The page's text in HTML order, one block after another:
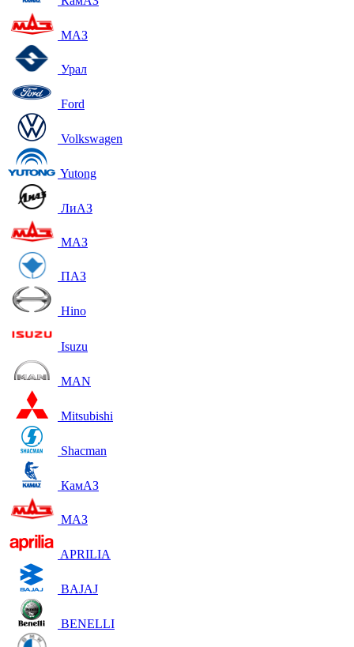
МАЗ
Урал
Ford
Volkswagen
Yutong
ЛиАЗ
МАЗ
ПАЗ
Hino
Isuzu
MAN
Mitsubishi
Shacman
КамАЗ
МАЗ
APRILIA
BAJAJ
BENELLI